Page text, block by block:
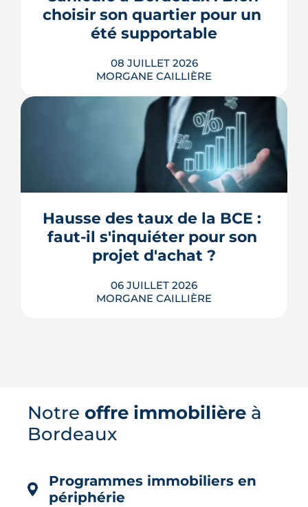
touche à tous les étages de la politique
du logement. Décryptage mesur...
LIRE L'ARTICLE
choisir son quartier pour un
été supportable
08 JUILLET 2026
MORGANE CAILLIÈRE
À Bordeaux, deux logements au plan
identique n'offrent pas le même
confort d'été selon leur adresse :
Météo-France mesure jusqu'à 4,4 °C
nuits d'été, et les cartes de la Métropole
distinguent un centre minéral d'un
secteur arboré. Densité du b...
LIRE L'ARTICLE
Hausse des taux de la BCE :
faut-il s'inquiéter pour son
projet d'achat ?
06 JUILLET 2026
MORGANE CAILLIÈRE
contre toute attente, les taux de crédit
immobilier n'ont presque pas bougé.
On fait le point sur ce qui change
LIRE L'ARTICLE
Notre offre immobilière à
Bordeaux
Programmes immobiliers en
périphérie